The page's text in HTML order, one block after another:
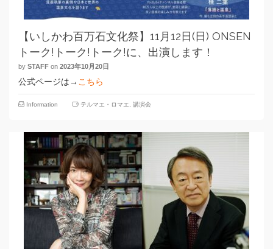
【いしかわ百万石文化祭】11月12日(日) ONSEN
トーク!トーク!トーク!に、出演します！
by STAFF on 2023年10月20日
公式ページは→ こちら
Information テルマエ・ロマエ 講演会